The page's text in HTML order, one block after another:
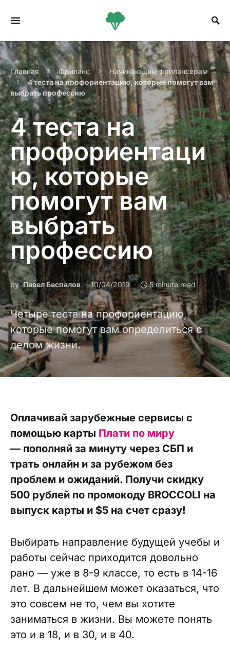
Главная Фриланс
Начинающим фрилансерам
4 теста на профориентацию, которые помогут вам
выбрать профессию
4 теста на
профориентаци
ю, которые
помогут вам
выбрать
профессию
by Павел Беспалов 10/04/2019 5 minute read
Четыре теста на профориентацию,
которые помогут вам определиться с
делом жизни.
Оплачивай зарубежные сервисы с
помощью карты Плати по миру
— пополняй за минуту через СБП и
трать онлайн и за рубежом без
проблем и ожиданий. Получи скидку
500 рублей по промокоду BROCCOLI на
выпуск карты и $5 на счет сразу!
Выбирать направление будущей учебы и
работы сейчас приходится довольно
рано — уже в 8-9 классе, то есть в 14-16
лет. В дальнейшем может оказаться, что
это совсем не то, чем вы хотите
заниматься в жизни. Вы можете понять
это и в 18, и в 30, и в 40.